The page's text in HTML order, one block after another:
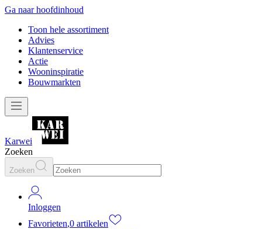
Ga naar hoofdinhoud
Toon hele assortiment
Advies
Klantenservice
Actie
Wooninspiratie
Bouwmarkten
Karwei
Zoeken
Zoeken
Inloggen
Favorieten,0 artikelen